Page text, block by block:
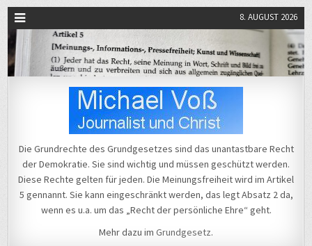
8. AUGUST 2026
Michael Voß
Die Grundrechte des Grundgesetzes sind das unantastbare Recht
der Demokratie. Sie sind wichtig und müssen geschützt werden.
Diese Rechte gelten für jeden. Die Meinungsfreiheit wird im Artikel
5 gennannt. Sie kann eingeschränkt werden, das legt Absatz 2 da,
wenn es u.a. um das „Recht der persönliche Ehre“ geht.
Mehr dazu im Grundgesetz.